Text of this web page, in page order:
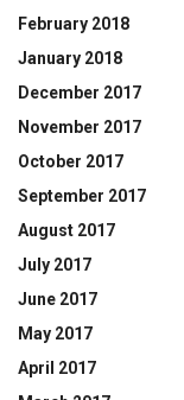
February 2018
January 2018
December 2017
November 2017
October 2017
September 2017
August 2017
July 2017
June 2017
May 2017
April 2017